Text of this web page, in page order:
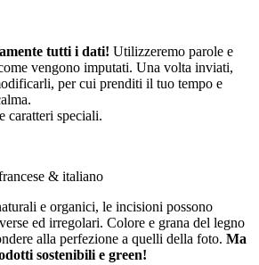
tutti i dati! Utilizzeremo parole e
vengono imputati. Una volta inviati,
per cui prenditi il tuo tempo e
caratteri speciali.
& italiano
e organici, le incisioni possono
ed irregolari. Colore e grana del legno
alla perfezione a quelli della foto. Ma
sostenibili e green!